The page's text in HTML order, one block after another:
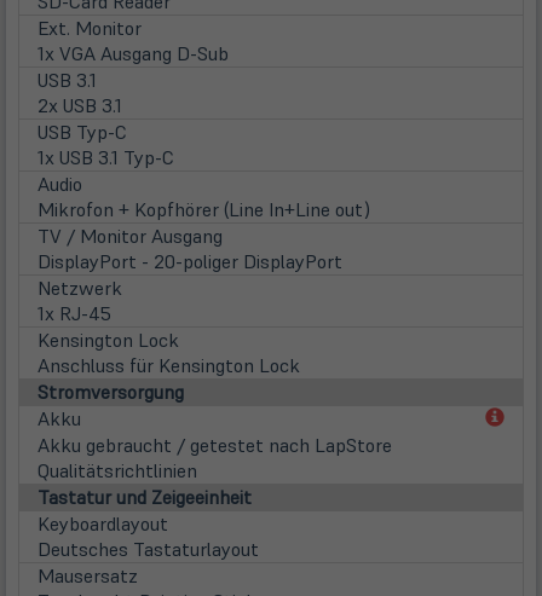
Ext. Monitor
1x VGA Ausgang D-Sub
USB 3.1
2x USB 3.1
USB Typ-C
1x USB 3.1 Typ-C
Audio
Mikrofon + Kopfhörer (Line In+Line out)
TV / Monitor Ausgang
DisplayPort - 20-poliger DisplayPort
Netzwerk
1x RJ-45
Kensington Lock
Anschluss für Kensington Lock
Stromversorgung
Akku
Akku gebraucht / getestet nach LapStore
Qualitätsrichtlinien
Tastatur und Zeigeeinheit
Keyboardlayout
Deutsches Tastaturlayout
Mausersatz